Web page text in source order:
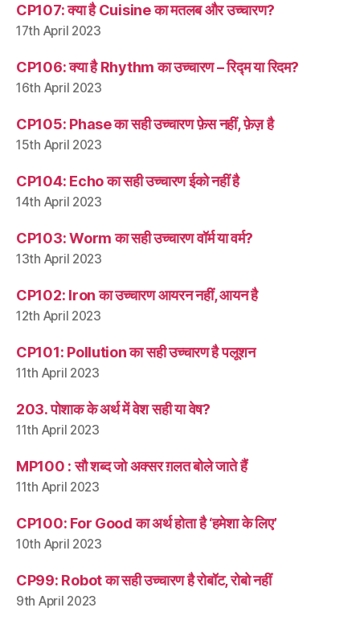
CP107: क्या है Cuisine का मतलब और उच्चारण?
17th April 2023
CP106: क्या है Rhythm का उच्चारण – रिद्म या रिदम?
16th April 2023
CP105: Phase का सही उच्चारण फ़ेस नहीं, फ़ेज़ है
15th April 2023
CP104: Echo का सही उच्चारण ईको नहीं है
14th April 2023
CP103: Worm का सही उच्चारण वॉर्म या वर्म?
13th April 2023
CP102: Iron का उच्चारण आयरन नहीं, आयन है
12th April 2023
CP101: Pollution का सही उच्चारण है पलूशन
11th April 2023
203. पोशाक के अर्थ में वेश सही या वेष?
11th April 2023
MP100 : सौ शब्द जो अक्सर ग़लत बोले जाते हैं
11th April 2023
CP100: For Good का अर्थ होता है ‘हमेशा के लिए’
10th April 2023
CP99: Robot का सही उच्चारण है रोबॉट, रोबो नहीं
9th April 2023